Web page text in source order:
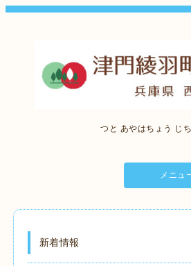
つと あやはちょう じ
メニュ
新着情報